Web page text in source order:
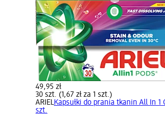
49,95 zł
30 szt. (1,67 zł za 1 szt.)
ARIELKapsułki do prania tkanin All In 1
szt.